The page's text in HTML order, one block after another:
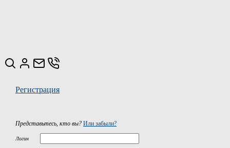
Регистрация
Представьтесь, кто вы? Или забыли?
Логин